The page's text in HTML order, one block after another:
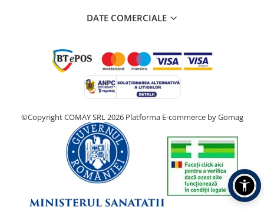
DATE COMERCIALE
©Copyright COMAY SRL 2026 Platforma E-commerce by Gomag